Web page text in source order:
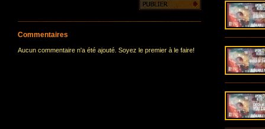
Commentaires
Aucun commentaire n'a été ajouté. Soyez le premier à le faire!